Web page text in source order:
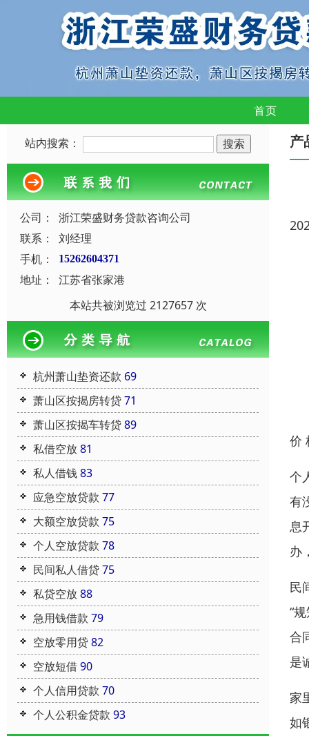
首页
站内搜索：
公司：
浙江荣盛财务贷款咨询公司
联系：
刘经理
手机：
15262604371
地址：
江苏省张家港
本站共被浏览过 2127657 次
杭州萧山垫资还款 69
萧山区按揭房转贷71
萧山区按揭车转贷89
私借空放81
私人借钱83
应急空放贷款 77
大额空放贷款 75
个人空放贷款 78
民间私人借贷75
私贷空放88
急用钱借款 79
空放零用贷82
空放短借90
个人信用贷款 70
个人公积金贷款 93
产
价
个
有
息
办
民
“
合
是
家
如